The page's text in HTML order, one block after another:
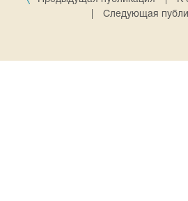
Следующая